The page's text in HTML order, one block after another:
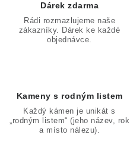
Dárek zdarma
Rádi rozmazlujeme naše
zákazníky. Dárek ke každé
objednávce.
Kameny s rodným listem
Každý kámen je unikát s
„rodným listem“ (jeho název, rok
a místo nálezu).